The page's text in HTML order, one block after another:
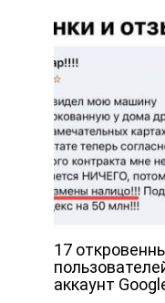
17
аккаунт